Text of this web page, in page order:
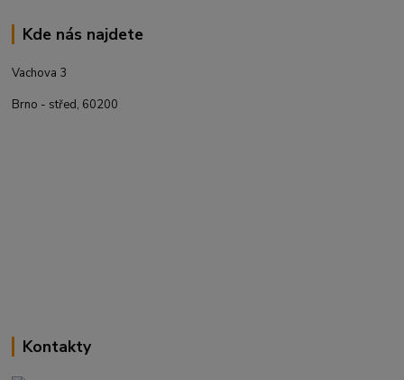
Kde nás najdete
Vachova 3
Brno - střed, 60200
Kontakty